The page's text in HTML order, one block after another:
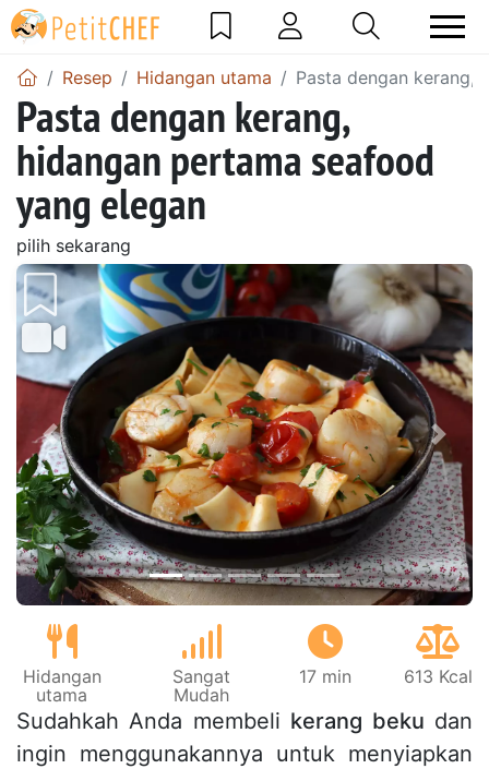
Resep Hidangan utama Pasta dengan kerang,
Pasta dengan kerang,
hidangan pertama seafood
yang elegan
pilih sekarang
Sebelumnya
Hidangan
utama
Sangat
Mudah
17 min 613 Kcal
Sudahkah Anda membeli kerang beku dan
ingin menggunakannya untuk menyiapkan